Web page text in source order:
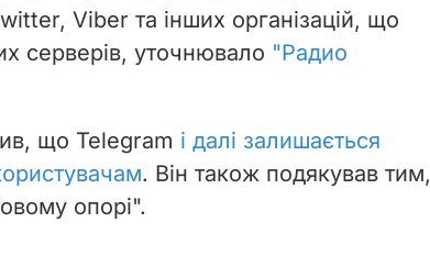
Viber та інших організацій, що
серверів, уточнювало "Радио
що Telegram і далі залишається
. Він також подякував тим,
опорі".